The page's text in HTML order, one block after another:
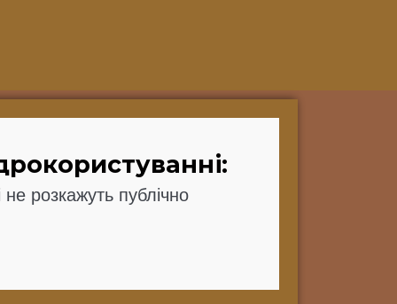
не розкажуть публічно